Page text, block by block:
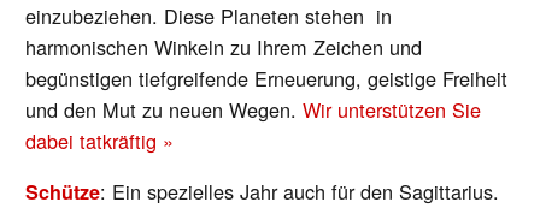
einzubeziehen. Diese Planeten stehen in
harmonischen Winkeln zu Ihrem Zeichen und
begünstigen tiefgreifende Erneuerung, geistige Freiheit
und den Mut zu neuen Wegen.Wir unterstützen Sie
dabei tatkräftig »
Schütze: Ein spezielles Jahr auch für den Sagittarius.